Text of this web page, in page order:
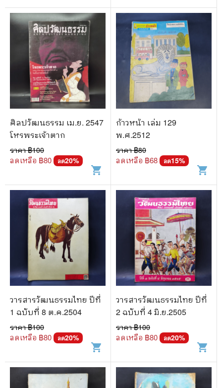
ศิลปวัฒนธรรม เม.ย. 2547
โหรพระเจ้าตาก
ราคา ฿100
ลดเหลือ ฿80 ลด20%
shopping_cart
ก้าวหน้า เล่ม 129
พ.ศ.2512
ราคา ฿80
ลดเหลือ ฿68 ลด15%
shopping_cart
วารสารวัฒนธรรมไทย ปีที่
1 ฉบับที่ 8 ต.ค.2504
ราคา ฿100
ลดเหลือ ฿80 ลด20%
shopping_cart
วารสารวัฒนธรรมไทย ปีที่
2 ฉบับที่ 4 มิ.ย.2505
ราคา ฿100
ลดเหลือ ฿80 ลด20%
shopping_cart